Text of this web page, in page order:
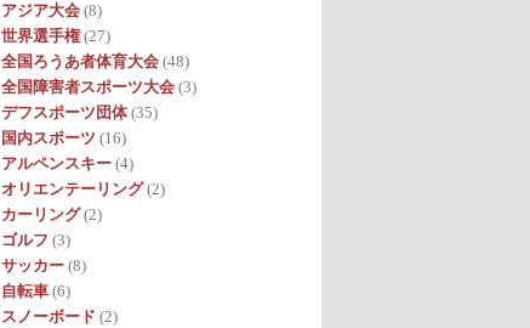
アジア大会 (8)
世界選手権(27)
全国ろうあ者体育大会 (48)
全国障害者スポーツ大会 (3)
デフスポーツ団体(35)
国内スポーツ (16)
アルペンスキー (4)
オリエンテーリング(2)
カーリング(2)
ゴルフ (3)
サッカー (8)
自転車 (6)
スノーボード (2)